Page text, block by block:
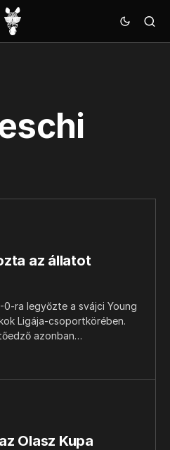
az állatot
ra legyőzte a svájci Young
Ligája-csoportkörében.
azonban…
Olasz Kupa